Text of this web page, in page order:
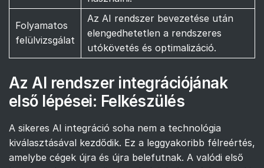
Folyamatos
felülvizsgálat
Az AI rendszer bevezetése után
elengedhetetlen a rendszeres
utókövetés és optimalizáció.
Az AI rendszer integrációjának
első lépései: Felkészülés
A sikeres AI integráció soha nem a technológia
kiválasztásával kezdődik. Ez a leggyakoribb félreértés,
amelybe cégek újra és újra belefutnak. A valódi első